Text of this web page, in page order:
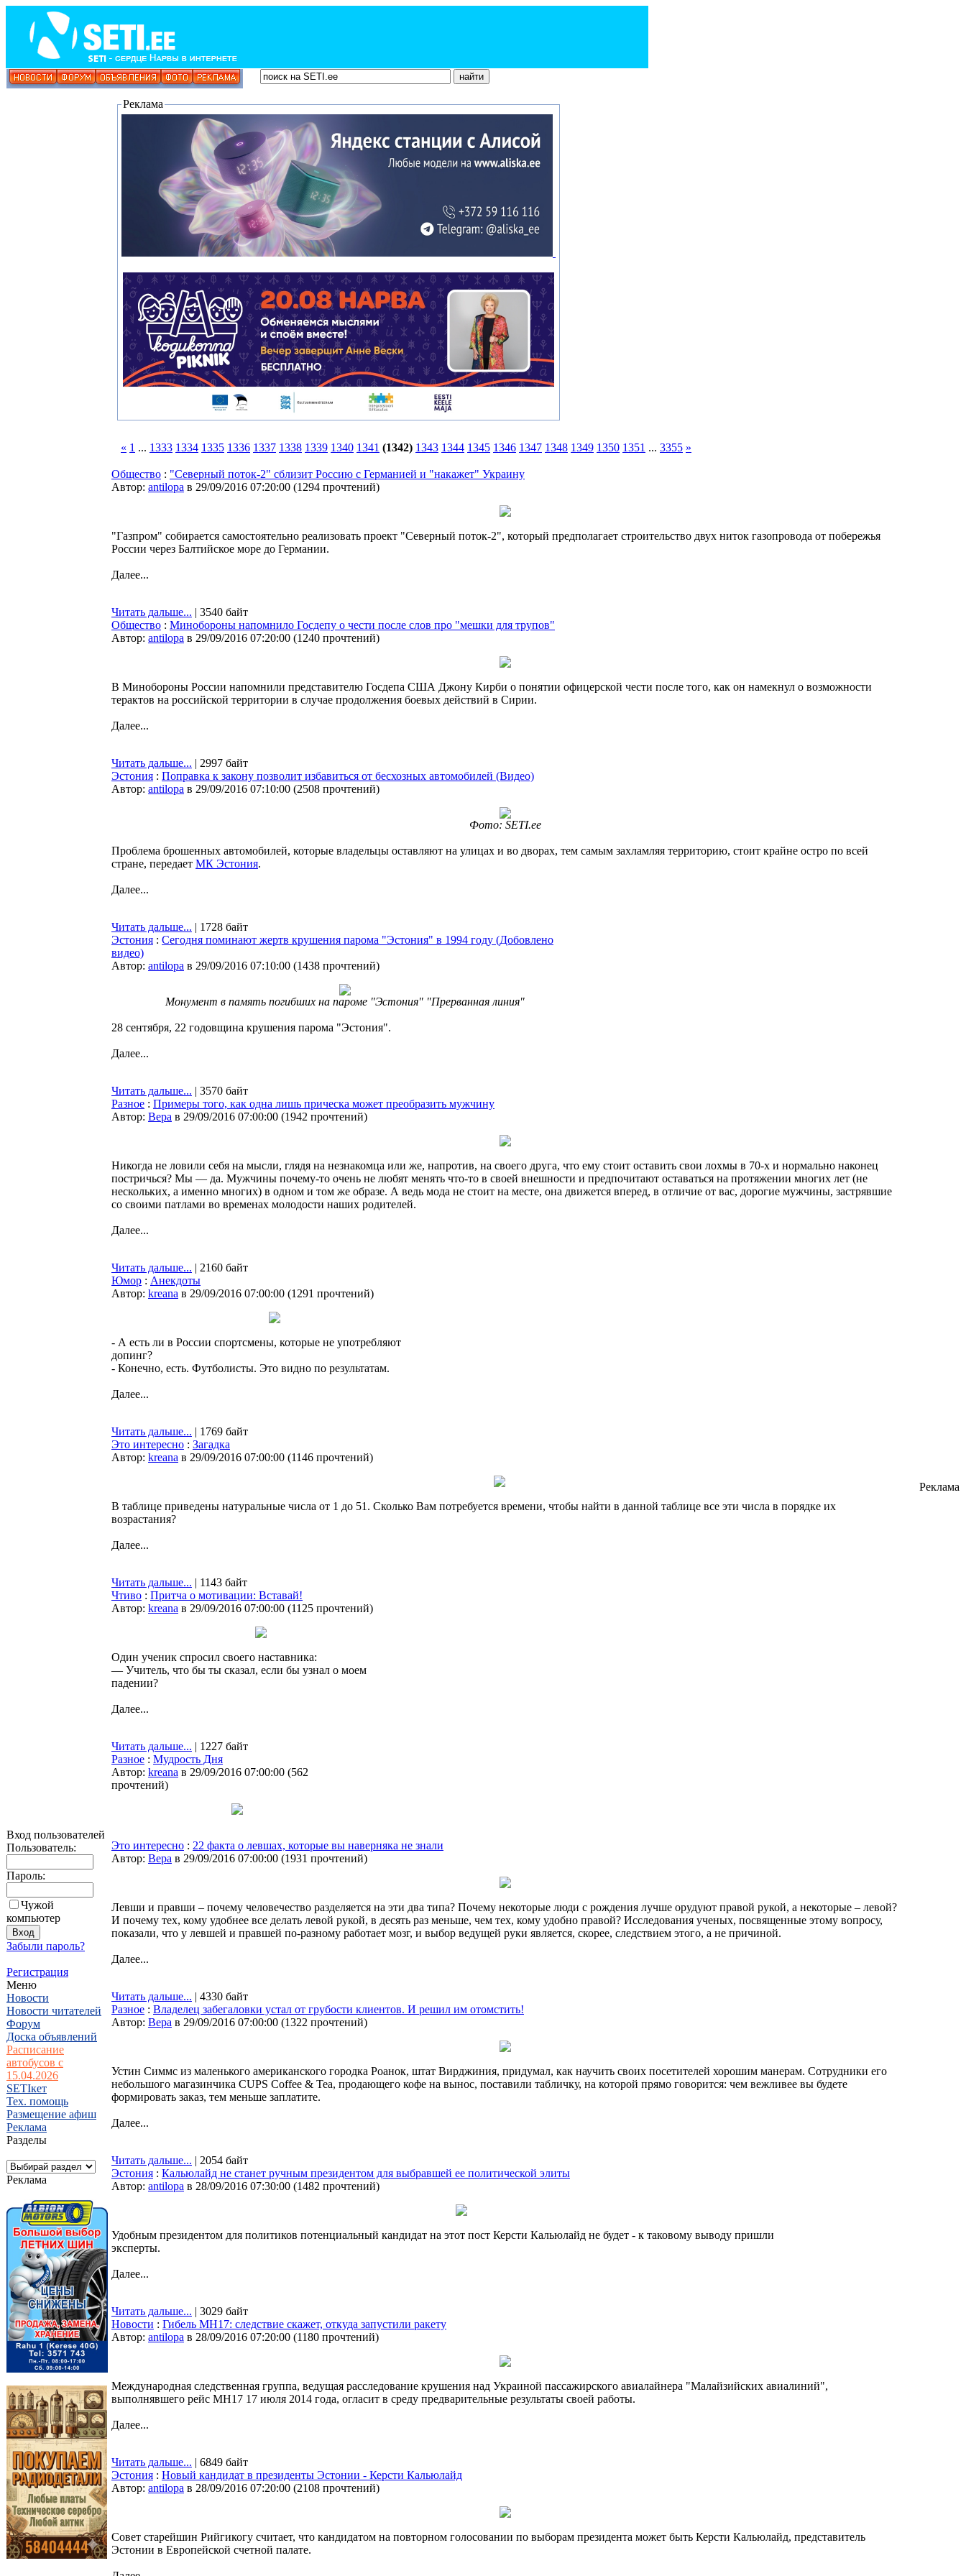
Вход пользователей
Пользователь:
Пароль:
Чужой
компьютер
Забыли пароль?
Регистрация
Меню
Новости
Новости читателей
Форум
Доска объявлений
Расписание
автобусов с
15.04.2026
SETIкет
Тех. помощь
Размещение афиш
Реклама
Разделы
Реклама
Реклама
« 1 ... 1333 1334 1335 1336 1337 1338 1339 1340 1341 (1342) 1343 1344 1345 1346 1347 1348 1349 1350 1351 ... 3355 »
Общество : "Северный поток-2" сблизит Россию с Германией и "накажет" Украину
Автор: antilopa в 29/09/2016 07:20:00 (1294 прочтений)
"Газпром" собирается самостоятельно реализовать проект "Северный поток-2", который предполагает строительство двух ниток газопровода от побережья
России через Балтийское море до Германии.
Далее...
Читать дальше... | 3540 байт
Общество : Минобороны напомнило Госдепу о чести после слов про "мешки для трупов"
Автор: antilopa в 29/09/2016 07:20:00 (1240 прочтений)
В Минобороны России напомнили представителю Госдепа США Джону Кирби о понятии офицерской чести после того, как он намекнул о возможности
терактов на российской территории в случае продолжения боевых действий в Сирии.
Далее...
Читать дальше... | 2997 байт
Эстония : Поправка к закону позволит избавиться от бесхозных автомобилей (Видео)
Автор: antilopa в 29/09/2016 07:10:00 (2508 прочтений)
Фото: SETI.ee
Проблема брошенных автомобилей, которые владельцы оставляют на улицах и во дворах, тем самым захламляя территорию, стоит крайне остро по всей
стране, передает МК Эстония.
Далее...
Читать дальше... | 1728 байт
Эстония : Сегодня поминают жертв крушения парома "Эстония" в 1994 году (Добовлено
видео)
Автор: antilopa в 29/09/2016 07:10:00 (1438 прочтений)
Монумент в память погибших на пароме "Эстония" "Прерванная линия"
28 сентября, 22 годовщина крушения парома "Эстония".
Далее...
Читать дальше... | 3570 байт
Разное : Примеры того, как одна лишь прическа может преобразить мужчину
Автор: Bepa в 29/09/2016 07:00:00 (1942 прочтений)
Никогда не ловили себя на мысли, глядя на незнакомца или же, напротив, на своего друга, что ему стоит оставить свои лохмы в 70-х и нормально наконец
постричься? Мы — да. Мужчины почему-то очень не любят менять что-то в своей внешности и предпочитают оставаться на протяжении многих лет (не
нескольких, а именно многих) в одном и том же образе. А ведь мода не стоит на месте, она движется вперед, в отличие от вас, дорогие мужчины, застрявшие
со своими патлами во временах молодости наших родителей.
Далее...
Читать дальше... | 2160 байт
Юмор : Анекдоты
Автор: kreana в 29/09/2016 07:00:00 (1291 прочтений)
- А есть ли в России спортсмены, которые не употребляют
допинг?
- Конечно, есть. Футболисты. Это видно по результатам.
Далее...
Читать дальше... | 1769 байт
Это интересно : Загадка
Автор: kreana в 29/09/2016 07:00:00 (1146 прочтений)
В таблице приведены натуральные числа от 1 до 51. Сколько Вам потребуется времени, чтобы найти в данной таблице все эти числа в порядке их
возрастания?
Далее...
Читать дальше... | 1143 байт
Чтиво : Притча о мотивации: Вставай!
Автор: kreana в 29/09/2016 07:00:00 (1125 прочтений)
Один ученик спросил своего наставника:
— Учитель, что бы ты сказал, если бы узнал о моем
падении?
Далее...
Читать дальше... | 1227 байт
Разное : Мудрость Дня
Автор: kreana в 29/09/2016 07:00:00 (562
прочтений)
Это интересно : 22 факта о левшах, которые вы наверняка не знали
Автор: Bepa в 29/09/2016 07:00:00 (1931 прочтений)
Левши и правши – почему человечество разделяется на эти два типа? Почему некоторые люди с рождения лучше орудуют правой рукой, а некоторые – левой?
И почему тех, кому удобнее все делать левой рукой, в десять раз меньше, чем тех, кому удобно правой? Исследования ученых, посвященные этому вопросу,
показали, что у левшей и правшей по-разному работает мозг, и выбор ведущей руки является, скорее, следствием этого, а не причиной.
Далее...
Читать дальше... | 4330 байт
Разное : Владелец забегаловки устал от грубости клиентов. И решил им отомстить!
Автор: Bepa в 29/09/2016 07:00:00 (1322 прочтений)
Устин Симмс из маленького американского городка Роанок, штат Вирджиния, придумал, как научить своих посетителей хорошим манерам. Сотрудники его
небольшого магазинчика CUPS Coffee & Tea, продающего кофе на вынос, поставили табличку, на которой прямо говорится: чем вежливее вы будете
формировать заказ, тем меньше заплатите.
Далее...
Читать дальше... | 2054 байт
Эстония : Кальюлайд не станет ручным президентом для выбравшей ее политической элиты
Автор: antilopa в 28/09/2016 07:30:00 (1482 прочтений)
Удобным президентом для политиков потенциальный кандидат на этот пост Керсти Кальюлайд не будет - к таковому выводу пришли
эксперты.
Далее...
Читать дальше... | 3029 байт
Новости : Гибель МН17: следствие скажет, откуда запустили ракету
Автор: antilopa в 28/09/2016 07:20:00 (1180 прочтений)
Международная следственная группа, ведущая расследование крушения над Украиной пассажирского авиалайнера "Малайзийских авиалиний",
выполнявшего рейс МН17 17 июля 2014 года, огласит в среду предварительные результаты своей работы.
Далее...
Читать дальше... | 6849 байт
Эстония : Новый кандидат в президенты Эстонии - Керсти Кальюлайд
Автор: antilopa в 28/09/2016 07:20:00 (2108 прочтений)
Совет старейшин Рийгикогу считает, что кандидатом на повторном голосовании по выборам президента может быть Керсти Кальюлайд, представитель
Эстонии в Европейской счетной палате.
Реклама